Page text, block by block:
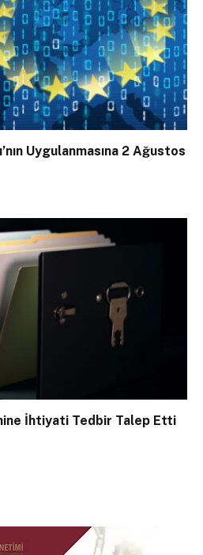
Uygulanmasına 2 Ağustos
İhtiyati Tedbir Talep Etti